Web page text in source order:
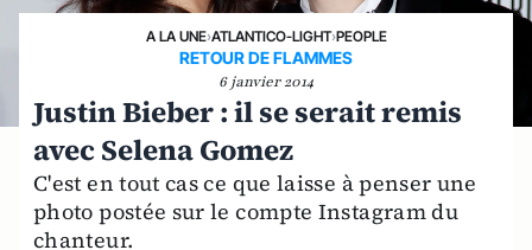
A LA UNE›ATLANTICO-LIGHT›PEOPLE
RETOUR DE FLAMMES
6 janvier 2014
Justin Bieber : il se serait remis
avec Selena Gomez
C'est en tout cas ce que laisse à penser une
photo postée sur le compte Instagram du
chanteur.